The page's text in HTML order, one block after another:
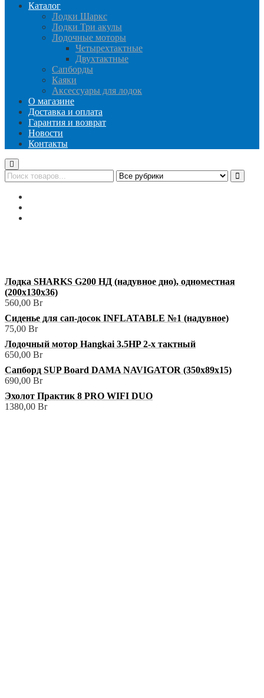
Каталог
Лодки Шаркс
Лодки Три акулы
Лодочные моторы
Четырехтактные
Двухтактные
Сапборды
Каяки
Аксессуары для лодок
О магазине
Доставка и оплата
Гарантия и возврат
Новости
Контакты
Лодка SHARKS G200 НД (надувное дно), одноместная
(200х130х36)
560,00 Br
Сиденье для сап-досок INFLATABLE №1 (надувное)
75,00 Br
Лодочный мотор Hangkai 3.5HP 2-х тактный
650,00 Br
Сапборд SUP Board DAMA NAVIGATOR (350х89х15)
690,00 Br
Эхолот Практик 8 PRO WIFI DUO
1380,00 Br